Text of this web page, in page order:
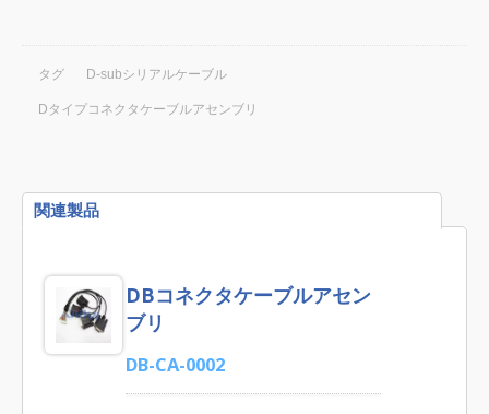
タグ D-subシリアルケーブル
Dタイプコネクタケーブルアセンブリ
関連製品
DBコネクタケーブルアセン
ブリ
DB-CA-0002